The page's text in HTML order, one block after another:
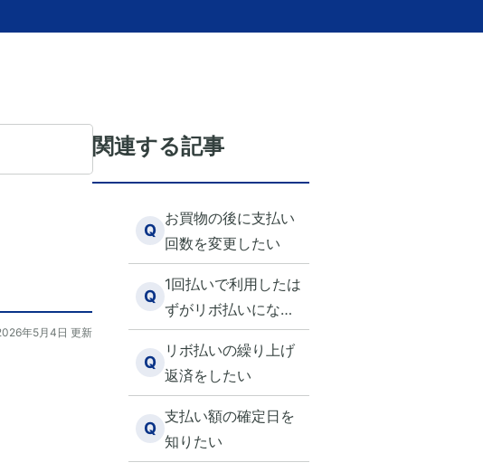
年5月4日 更新
関連する記事
Q
お買物の後に支払い
回数を変更したい
Q
1回払いで利用したは
ずがリボ払いになっ
ている
Q
リボ払いの繰り上げ
返済をしたい
Q
支払い額の確定日を
知りたい